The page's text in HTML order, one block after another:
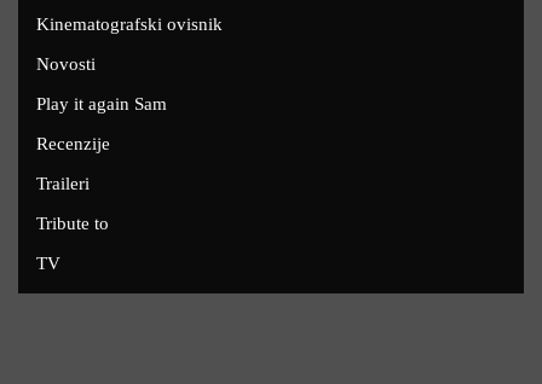
Kinematografski ovisnik
Novosti
Play it again Sam
Recenzije
Traileri
Tribute to
TV